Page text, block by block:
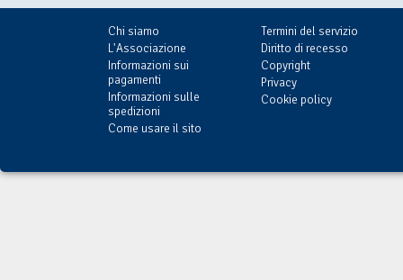
Chi siamo
L'Associazione
Informazioni sui
pagamenti
Informazioni sulle
spedizioni
Come usare il sito
Termini del servizio
Diritto di recesso
Copyright
Privacy
Cookie policy